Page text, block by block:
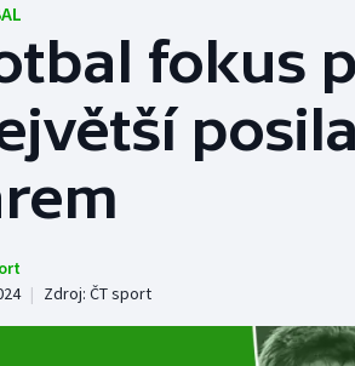
Baseball a softbal
Basketbal
fokus
| Zdroj: ČT sport